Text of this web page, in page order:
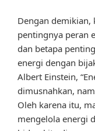
Dengan demikian,
pentingnya peran
dan betapa
energi dengan
Albert Einstein,
dimusnahkan,
Oleh karena itu,
mengelola energi